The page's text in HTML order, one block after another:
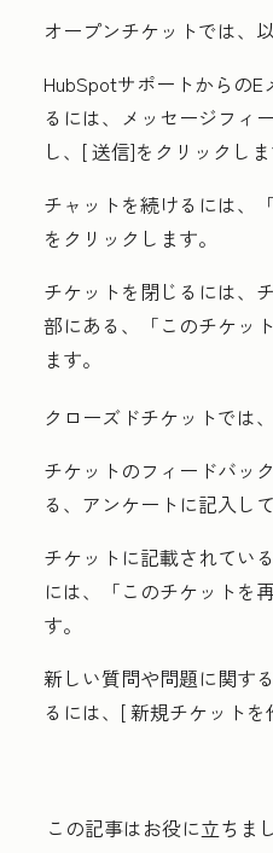
オープンチケットでは、
HubSpotサポートからの
るには、メッセージフィ
し、[送信]をクリックしま
チャットを続けるには、「
をクリックします。
チケットを閉じるには、
部にある、「このチケッ
ます。
クローズドチケットでは
チケットのフィードバッ
る、 アンケートに記入し
チケットに記載されてい
には、「このチケットを
す。
新しい質問や問題に関す
るには、[新規チケットを
この記事はお役に立ちま